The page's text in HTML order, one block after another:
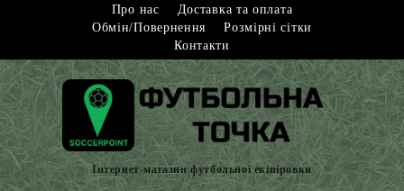
Про нас
Доставка та оплата
Обмін/Повернення
Розмірні сітки
Контакти
Інтернет-магазин футбольної екіпіровки